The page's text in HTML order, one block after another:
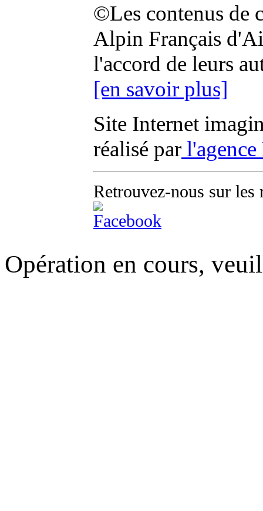
©Les contenus de
Alpin Français
l'accord de leurs
[en savoir plus]
Site Internet
réalisé par
Retrouvez-nous sur les
Opération en cours,